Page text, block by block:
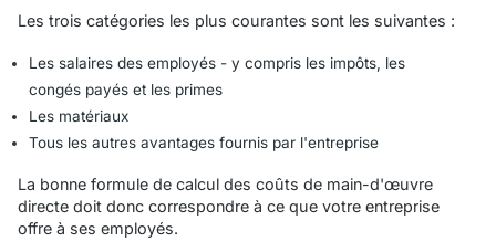
Les trois catégories les plus courantes sont les suivantes :
Les salaires des employés - y compris les impôts, les
congés payés et les primes
Les matériaux
Tous les autres avantages fournis par l'entreprise
La bonne formule de calcul des coûts de main-d'œuvre
directe doit donc correspondre à ce que votre entreprise
offre à ses employés.